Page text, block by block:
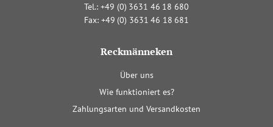
Tel.:+49 (0) 3631 46 18 680
Fax: +49 (0) 3631 46 18 681
Reckmänneken
überspringen
Über uns
Wie funktioniert es?
Zahlungsarten und Versandkosten